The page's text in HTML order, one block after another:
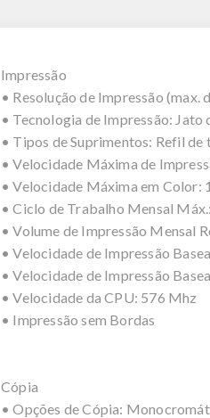
Impressão
• Resolução de Impressão (max.
• Tecnologia de Impressão:
• Tipos de Suprimentos: Refil de
• Velocidade Máxima de
• Velocidade Máxima em Color:
• Ciclo de Trabalho Mensal
• Volume de Impressão Mensal
• Velocidade de Impressão
• Velocidade de Impressão
• Velocidade da CPU: 576 Mhz
• Impressão sem Bordas
Cópia
• Opções de Cópia: